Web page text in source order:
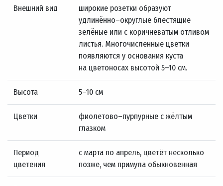
Внешний вид
широкие розетки образуют
удлинённо–округлые блестящие
зелёные или с коричневатым отливом
листья. Многочисленные цветки
появляются у основания куста
на цветоносах высотой 5–10 см.
Высота 5–10 см
Цветки
фиолетово–пурпурные с жёлтым
глазком
Период
цветения
с марта по апрель, цветёт несколько
позже, чем примула обыкновенная